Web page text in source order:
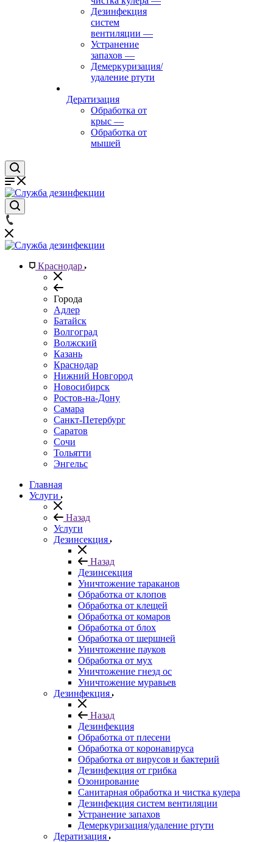
Дезинфекция
систем
вентиляции —
Устранение
запахов —
Демеркуризация/
удаление ртути
Дератизация
Обработка от
крыс —
Обработка от
мышей
Краснодар
Города
Адлер
Батайск
Волгоград
Волжский
Казань
Краснодар
Нижний Новгород
Новосибирск
Ростов-на-Дону
Самара
Санкт-Петербург
Саратов
Сочи
Тольятти
Энгельс
Главная
Услуги
Назад
Услуги
Дезинсекция
Назад
Дезинсекция
Уничтожение тараканов
Обработка от клопов
Обработка от клещей
Обработка от комаров
Обработка от блох
Обработка от шершней
Уничтожение пауков
Обработка от мух
Уничтожение гнезд ос
Уничтожение муравьев
Дезинфекция
Назад
Дезинфекция
Обработка от плесени
Обработка от коронавируса
Обработка от вирусов и бактерий
Дезинфекция от грибка
Озонирование
Санитарная обработка и чистка кулера
Дезинфекция систем вентиляции
Устранение запахов
Демеркуризация/удаление ртути
Дератизация